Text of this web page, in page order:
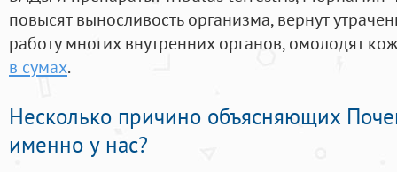
повысят выносливость организма, вернут
работу многих внутренних органов, омолодят
в сумах.
Несколько причино объясняющих
именно у нас?